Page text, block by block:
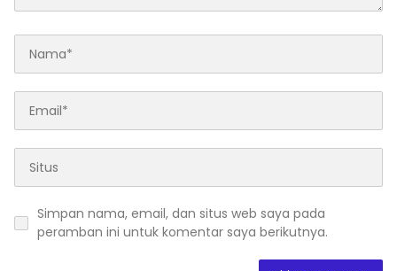
Simpan nama, email, dan situs web saya pada
peramban ini untuk komentar saya berikutnya.